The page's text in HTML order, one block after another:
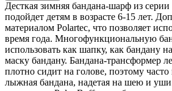
Десткая зимняя бандана-шарф из
подойдет детям в возрасте 6-15 лет.
материалом Polartec, что позволяет
время года. Многофункциональную
использовать как шапку, как бандану
маску бандану. Бандана-трансформер
плотно сидит на голове, поэтому часто
лыжная бандана, надетая на шею и